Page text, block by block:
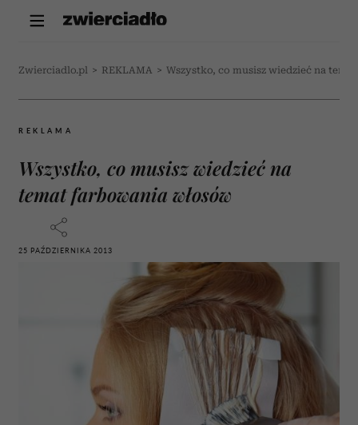
Zwierciadlo.pl > REKLAMA > Wszystko, co musisz wiedzieć na
REKLAMA
Wszystko, co musisz wiedzieć na
temat farbowania włosów
25 PAŹDZIERNIKA 2013